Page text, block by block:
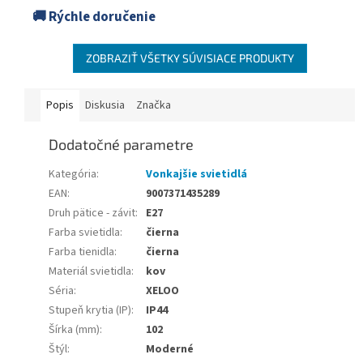
🚚 Rýchle doručenie
ZOBRAZIŤ VŠETKY SÚVISIACE PRODUKTY
Popis Diskusia Značka
Dodatočné parametre
Kategória:
Vonkajšie svietidlá
EAN:
9007371435289
Druh pätice - závit: E27
Farba svietidla:
čierna
Farba tienidla:
čierna
Materiál svietidla:
kov
Séria:
XELOO
Stupeň krytia (IP):
IP44
Šírka (mm):
102
Štýl:
Moderné